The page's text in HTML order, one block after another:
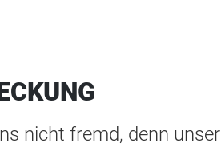
nicht fremd, denn unser